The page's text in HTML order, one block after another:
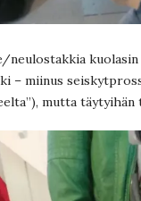
kuolasin
– miinus
mutta täytyihän